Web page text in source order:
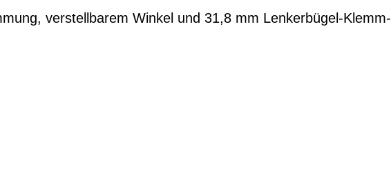
verstellbarem Winkel und 31,8 mm Lenkerbügel-Klemm-